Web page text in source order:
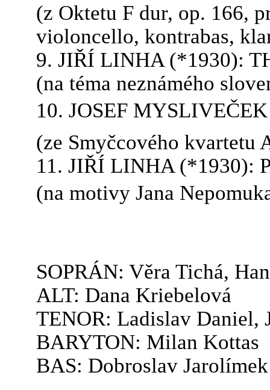
(z Oktetu F dur, op. 166,
violoncello, kontrabas,
9. JIŘÍ LINHA (*1930):
(na téma neznámého
10. JOSEF
(ze Smyčcového kvartetu
11. JIŘÍ LINHA (*1930):
(na motivy Jana
SOPRÁN: Věra Tichá,
ALT: Dana Kriebelová
TENOR: Ladislav Daniel,
BARYTON: Milan Kottas
BAS: Dobroslav Jarolímek